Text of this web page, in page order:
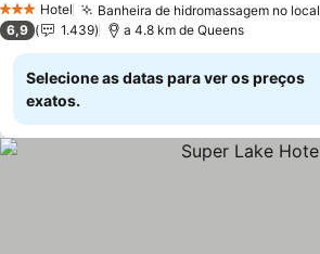
3 EstrelasHotel Banheira de hidromassagem no
6,9 1.439 a 4.8 km de Queens
Selecione as datas para ver os preços
exatos.